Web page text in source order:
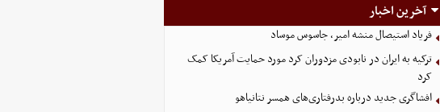
آخرین اخبار
فریاد استیصال منشه امیر، جاسوس موساد
ترکیه به ایران در نابودی مزدوران کرد مورد حمایت آمریکا کمک
کرد
افشاگری جدید درباره بدرفتاری‌های همسر نتانیاهو